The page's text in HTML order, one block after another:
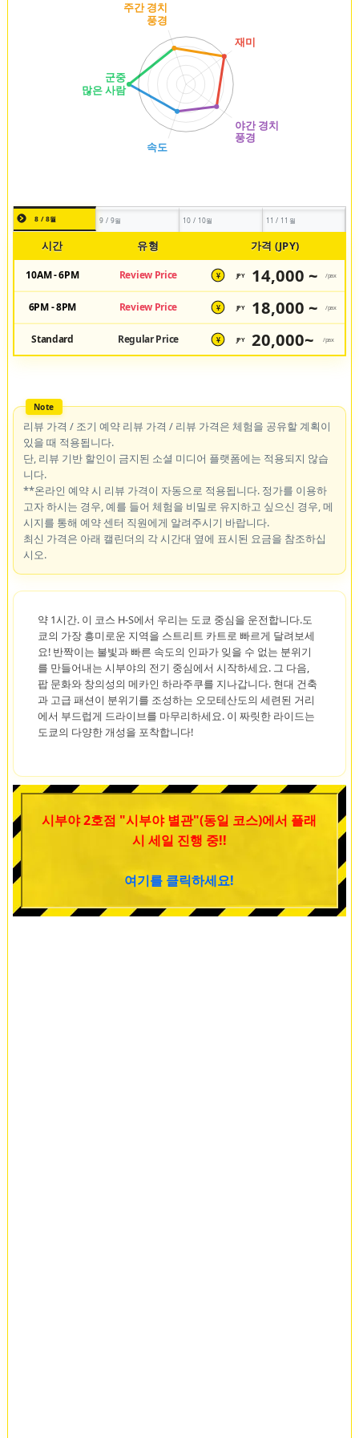
8 / 8월 9 / 9월 10 / 10월 11 / 11월
시간 유형 가격 (JPY)
10AM - 6PM Review Price ¥ JPY 14,000 ~ /pax
6PM - 8PM Review Price ¥ JPY 18,000 ~ /pax
Standard Regular Price ¥ JPY 20,000~ /pax
리뷰 가격 / 조기 예약 리뷰 가격 / 리뷰 가격은 체험을 공유할 계획이
있을 때 적용됩니다.
단, 리뷰 기반 할인이 금지된 소셜 미디어 플랫폼에는 적용되지 않습
니다.
**온라인 예약 시 리뷰 가격이 자동으로 적용됩니다. 정가를 이용하
고자 하시는 경우, 예를 들어 체험을 비밀로 유지하고 싶으신 경우, 메
시지를 통해 예약 센터 직원에게 알려주시기 바랍니다.
최신 가격은 아래 캘린더의 각 시간대 옆에 표시된 요금을 참조하십
시오.
약 1시간. 이 코스 H-S에서 우리는 도쿄 중심을 운전합니다.도
쿄의 가장 흥미로운 지역을 스트리트 카트로 빠르게 달려보세
요! 반짝이는 불빛과 빠른 속도의 인파가 잊을 수 없는 분위기
를 만들어내는 시부야의 전기 중심에서 시작하세요. 그 다음,
팝 문화와 창의성의 메카인 하라주쿠를 지나갑니다. 현대 건축
과 고급 패션이 분위기를 조성하는 오모테산도의 세련된 거리
에서 부드럽게 드라이브를 마무리하세요. 이 짜릿한 라이드는
도쿄의 다양한 개성을 포착합니다!
시부야 2호점 "시부야 별관"(동일 코스)에서 플래
시 세일 진행 중!!
여기를 클릭하세요!